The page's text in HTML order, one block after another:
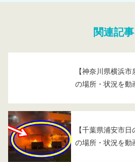
関連記事
【神奈川県横浜
の場所・状況を動
【千葉県浦安市
の場所・状況を動